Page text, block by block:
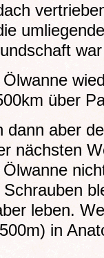
über
dann aber
nächsten
leben.
in